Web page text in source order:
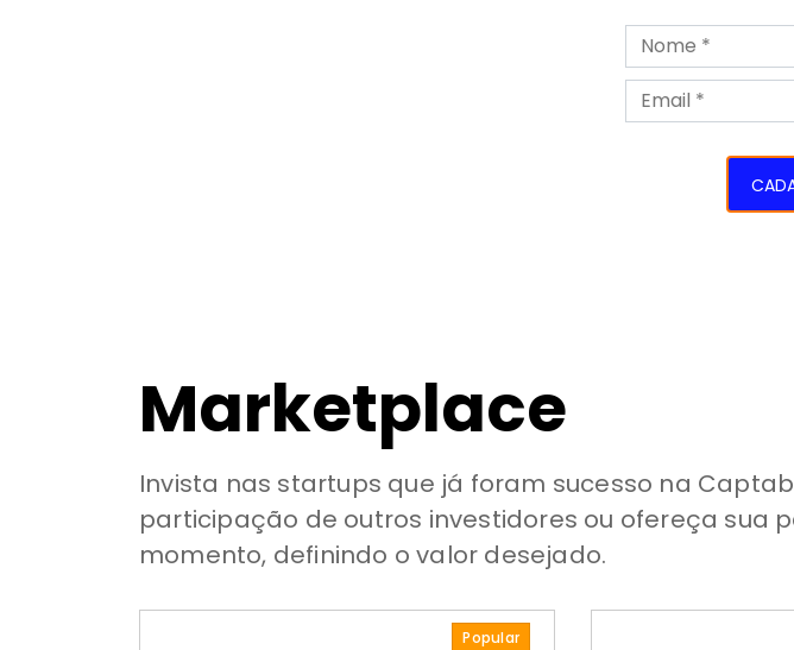
Marketplace
Invista nas startups que já foram sucesso na
participação de outros investidores ou ofereça sua
momento, definindo o valor desejado.
Popular